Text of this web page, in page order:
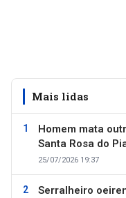
Mais lidas
Homem mata
Santa Rosa do
25/07/2026 19:37
Serralheiro